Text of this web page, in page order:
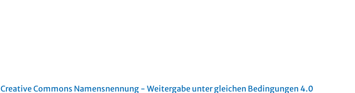
Creative Commons Namensnennung - Weitergabe unter gleichen Bedingungen 4.0